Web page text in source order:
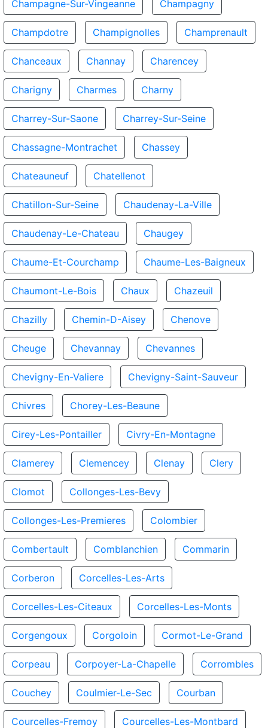
Champagne-Sur-Vingeanne Champagny
Champdotre Champignolles Champrenault
Chanceaux Channay Charencey
Charigny Charmes Charny
Charrey-Sur-Saone Charrey-Sur-Seine
Chassagne-Montrachet Chassey
Chateauneuf Chatellenot
Chatillon-Sur-Seine Chaudenay-La-Ville
Chaudenay-Le-Chateau Chaugey
Chaume-Et-Courchamp Chaume-Les-Baigneux
Chaumont-Le-Bois Chaux Chazeuil
Chazilly Chemin-D-Aisey Chenove
Cheuge Chevannay Chevannes
Chevigny-En-Valiere Chevigny-Saint-Sauveur
Chivres Chorey-Les-Beaune
Cirey-Les-Pontailler Civry-En-Montagne
Clamerey Clemencey Clenay Clery
Clomot Collonges-Les-Bevy
Collonges-Les-Premieres Colombier
Combertault Comblanchien Commarin
Corberon Corcelles-Les-Arts
Corcelles-Les-Citeaux Corcelles-Les-Monts
Corgengoux Corgoloin Cormot-Le-Grand
Corpeau Corpoyer-La-Chapelle Corrombles
Couchey Coulmier-Le-Sec Courban
Courcelles-Fremoy Courcelles-Les-Montbard